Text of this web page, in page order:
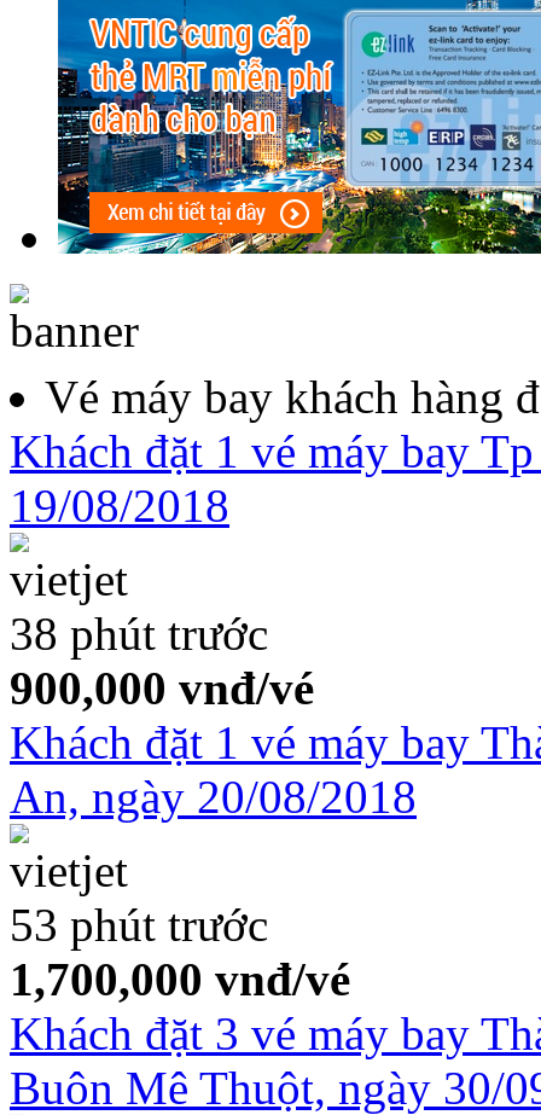
Vé máy bay khách hàng
Khách đặt 1 vé máy bay
19/08/2018
38 phút trước
900,000 vnđ/vé
Khách đặt 1 vé máy bay
An, ngày 20/08/2018
53 phút trước
1,700,000 vnđ/vé
Khách đặt 3 vé máy bay
Buôn Mê Thuột, ngày 30/